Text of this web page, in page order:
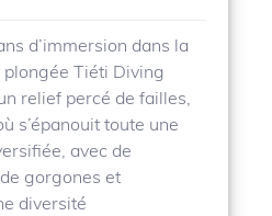
d’immersion dans la
Tiéti Diving
relief percé de failles,
s’épanouit toute une
avec de
gorgones et
diversité